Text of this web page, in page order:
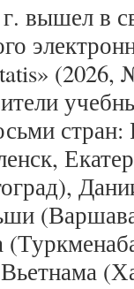
вышел в